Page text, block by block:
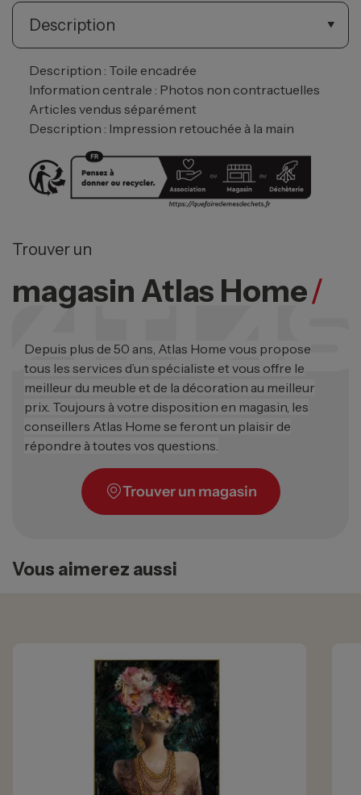
Description
Description : Toile encadrée
Information centrale : Photos non contractuelles
Articles vendus séparément
Description : Impression retouchée à la main
Trouver un
magasin Atlas Home/
Depuis plus de 50 ans, Atlas Home vous propose
tous les services d’un spécialiste et vous offre le
meilleur du meuble et de la décoration au meilleur
prix. Toujours à votre disposition en magasin, les
conseillers Atlas Home se feront un plaisir de
répondre à toutes vos questions.
Trouver un magasin
Vous aimerez aussi